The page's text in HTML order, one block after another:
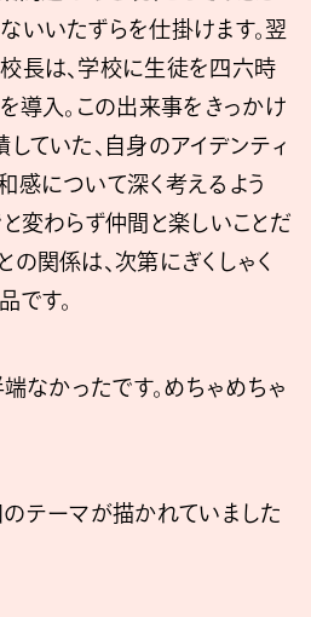
いいたずらを仕掛けます。翌
長は、学校に生徒を四六時
導入。この出来事をきっかけ
ていた、自身のアイデンティ
感について深く考えるよう
と変わらず仲間と楽しいことだ
の関係は、次第にぎくしゃく
す。
なかったです。めちゃめちゃ
テーマが描かれていました